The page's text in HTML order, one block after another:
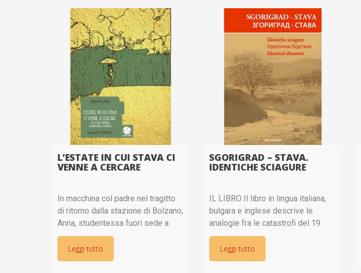
L’ESTATE IN CUI STAVA CI
VENNE A CERCARE
In macchina col padre nel tragitto
di ritorno dalla stazione di Bolzano,
Anna, studentessa fuori sede a
Bologna, finisce per caso e del
tutto inconsapevolmente nella
località dove, fino al luglio del
Leggi tutto
SGORIGRAD – STAVA.
IDENTICHE SCIAGURE
IL LIBRO Il libro in lingua italiana,
bulgara e inglese descrive le
analogie fra le catastrofi del 19
luglio 1985 nel Comune di Tesero
in Italia e del 1° maggio 1966 a
Sgorigrad e Vratza
Leggi tutto